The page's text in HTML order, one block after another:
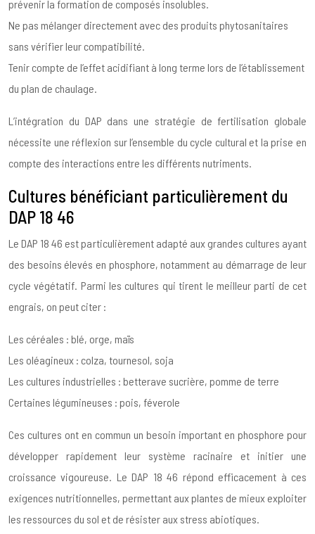
prévenir la formation de composés insolubles.
Ne pas mélanger directement avec des produits phytosanitaires
sans vérifier leur compatibilité.
Tenir compte de l’effet acidifiant à long terme lors de l’établissement
du plan de chaulage.
L’intégration du DAP dans une stratégie de fertilisation globale
nécessite une réflexion sur l’ensemble du cycle cultural et la prise en
compte des interactions entre les différents nutriments.
Cultures bénéficiant particulièrement du
DAP 18 46
Le DAP 18 46 est particulièrement adapté aux grandes cultures ayant
des besoins élevés en phosphore, notamment au démarrage de leur
cycle végétatif. Parmi les cultures qui tirent le meilleur parti de cet
engrais, on peut citer :
Les céréales : blé, orge, maïs
Les oléagineux : colza, tournesol, soja
Les cultures industrielles : betterave sucrière, pomme de terre
Certaines légumineuses : pois, féverole
Ces cultures ont en commun un besoin important en phosphore pour
développer rapidement leur système racinaire et initier une
croissance vigoureuse. Le DAP 18 46 répond efficacement à ces
exigences nutritionnelles, permettant aux plantes de mieux exploiter
les ressources du sol et de résister aux stress abiotiques.